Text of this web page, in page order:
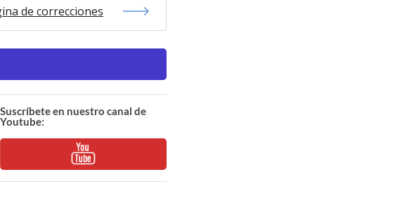
de correcciones
Suscríbete en nuestro canal de
Youtube: